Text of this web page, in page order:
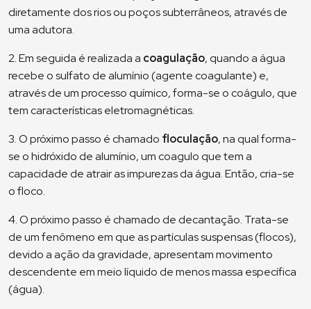
diretamente dos rios ou poços subterrâneos, através de
uma adutora.
2. Em seguida é realizada a coagulação, quando a água
recebe o sulfato de alumínio (agente coagulante) e,
através de um processo químico, forma-se o coágulo, que
tem características eletromagnéticas.
3. O próximo passo é chamado floculação, na qual forma-
se o hidróxido de alumínio, um coaguloque tem a
capacidade de atrair as impurezas da água. Então, cria-se
o floco.
4. O próximo passo é chamado de decantação. Trata-se
de um fenômeno em que as partículas suspensas (flocos),
devido a ação da gravidade, apresentam movimento
descendente em meio líquido de menos massa específica
(água).